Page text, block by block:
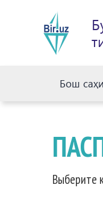
Бош
Выберите